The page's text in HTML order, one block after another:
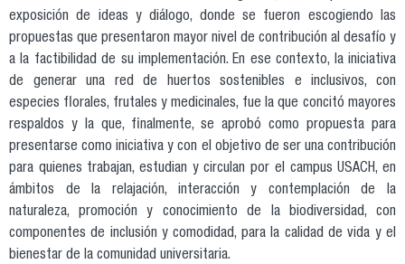
exposición de ideas y diálogo, donde se fueron escogiendo las
propuestas que presentaron mayor nivel de contribución al desafío y
a la factibilidad de su implementación. En ese contexto, la iniciativa
de generar una red de huertos sostenibles e inclusivos, con
especies florales, frutales y medicinales, fue la que concitó mayores
respaldos y la que, finalmente, se aprobó como propuesta para
presentarse como iniciativa y con el objetivo de ser una contribución
para quienes trabajan, estudian y circulan por el campus USACH, en
ámbitos de la relajación, interacción y contemplación de la
naturaleza, promoción y conocimiento de la biodiversidad, con
componentes de inclusión y comodidad, para la calidad de vida y el
bienestar de la comunidad universitaria.